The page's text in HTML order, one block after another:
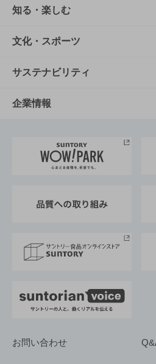
商品TOP
商品一覧
商品発売情報
栄養成分一覧
知る・楽しむ
知る・楽しむTOP
キャンペーン
工場見学
地域情報
文化・スポーツ
文化・スポーツTOP
サントリーホール
サントリーサンバーズ大阪
サステナビリティ
サステナビリティTOP
サントリーが考えるサステナ
企業情報
企業概要
採用情報
お問い合わせ